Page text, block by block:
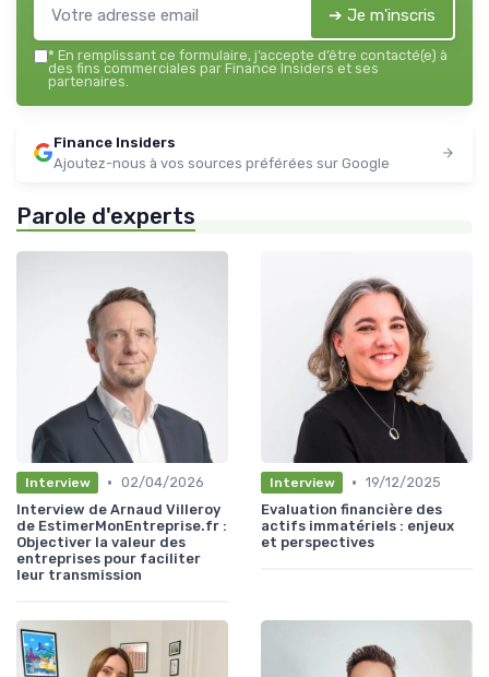
➔ Je m'inscris
* En remplissant ce formulaire, j’accepte d’être contacté(e) à
des fins commerciales par Finance Insiders et ses
partenaires.
Finance Insiders
Ajoutez-nous à vos sources préférées sur Google
Parole d'experts
Interview • 02/04/2026
Interview de Arnaud Villeroy
de EstimerMonEntreprise.fr :
Objectiver la valeur des
entreprises pour faciliter
leur transmission
Interview • 19/12/2025
Evaluation financière des
actifs immatériels : enjeux
et perspectives